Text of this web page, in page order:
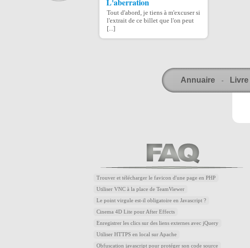
Tout d'abord, je tiens à m'excuser si
l'extrait de ce billet que l'on peut
[...]
Annuaire -
Trouver et télécharger le favicon d'une page en PHP
Utiliser VNC à la place de TeamViewer
Le point virgule est-il obligatoire en Javascript ?
Cinema 4D Lite pour After Effects
Enregistrer les clics sur des liens externes avec jQuery
Utiliser HTTPS en local sur Apache
Obfuscation javascript pour protéger son code source